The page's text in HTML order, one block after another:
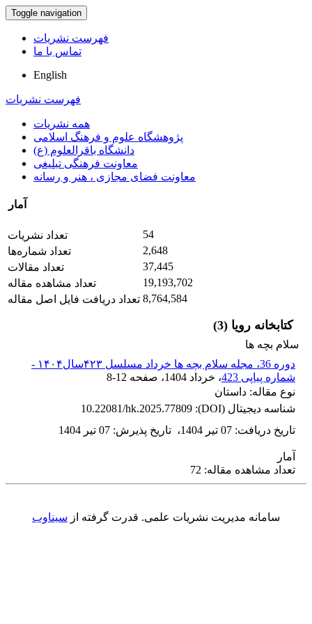
Toggle navigation
فهرست نشریات
تماس با ما
English
فهرست نشریات
همه نشریات
پژوهشگاه علوم و فرهنگ اسلامی
دانشگاه باقرالعلوم (ع)
معاونت فرهنگی تبلیغی
معاونت فضای مجازی ، هنر و رسانه
آمار
تعداد نشریات
54
تعداد شماره‌ها
2,648
تعداد مقالات
37,445
تعداد مشاهده مقاله
19,193,702
تعداد دریافت فایل اصل مقاله 8,764,584
کتابخانه رویا (3)
سلام بچه ها
دوره 36، مجله سلام بچه ها خرداد مسلسل ۴۲۳سال۱۴۰۴ -
شماره پیاپی 423
، خرداد 1404 ، صفحه 8-12
نوع مقاله: داستان
شناسه دیجیتال (DOI):
10.22081/hk.2025.77809
تاریخ دریافت: 07 تیر 1404 ، تاریخ پذیرش: 07 تیر 1404
آمار
تعداد مشاهده مقاله: 72
سامانه مدیریت نشریات علمی. قدرت گرفته از سیناوب